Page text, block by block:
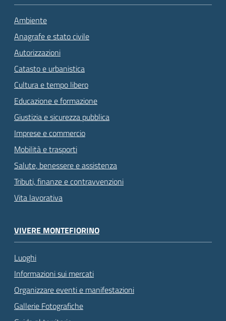
Ambiente
Anagrafe e stato civile
Autorizzazioni
Catasto e urbanistica
Cultura e tempo libero
Educazione e formazione
Giustizia e sicurezza pubblica
Imprese e commercio
Mobilità e trasporti
Salute, benessere e assistenza
Tributi, finanze e contravvenzioni
Vita lavorativa
VIVERE MONTEFIORINO
Luoghi
Informazioni sui mercati
Organizzare eventi e manifestazioni
Gallerie Fotografiche